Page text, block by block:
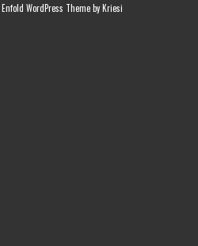
Enfold WordPress Theme by Kriesi